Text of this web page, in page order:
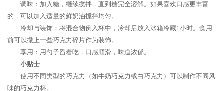
调味：加入糖，继续搅拌，直到糖完全溶解。如果喜欢口感更丰富
的，可以加入适量的鲜奶油搅拌均匀。
冷却与装饰：将混合物倒入杯中，冷却后放入冰箱冷藏1小时。食用
前可以撒上一些巧克力碎片作为装饰。
享用：用勺子舀着吃，口感顺滑，味道浓郁。
小贴士
使用不同类型的巧克力（如牛奶巧克力或白巧克力）可以制作不同风
味的巧克力杯。